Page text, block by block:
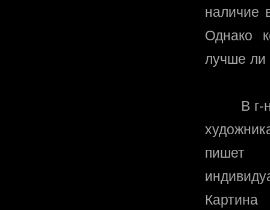
наличие
Однако
лучше ли
В
пишет